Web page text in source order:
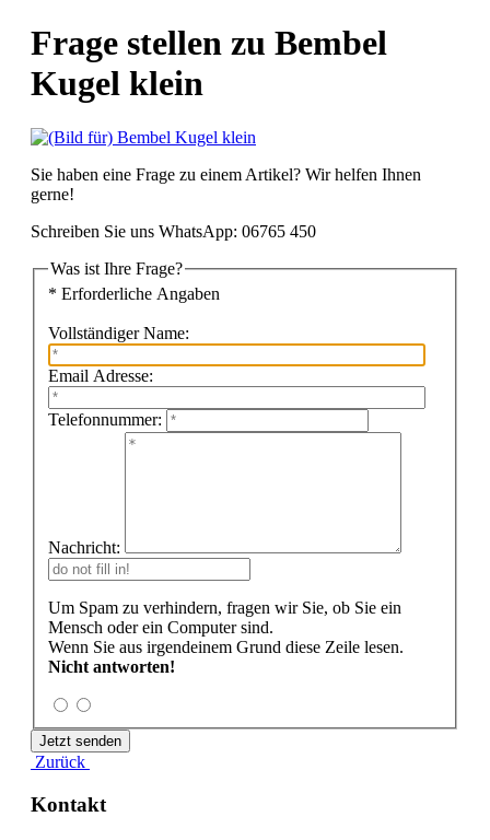
Frage stellen zu Bembel
Kugel klein
Sie haben eine Frage zu einem Artikel? Wir helfen Ihnen
gerne!
Schreiben Sie uns WhatsApp: 06765 450
Was ist Ihre Frage?
* Erforderliche Angaben
Vollständiger Name:
Email Adresse:
Telefonnummer:
Nachricht:
Um Spam zu verhindern, fragen wir Sie, ob Sie ein
Mensch oder ein Computer sind.
Wenn Sie aus irgendeinem Grund diese Zeile lesen.
Nicht antworten!
Zurück
Kontakt